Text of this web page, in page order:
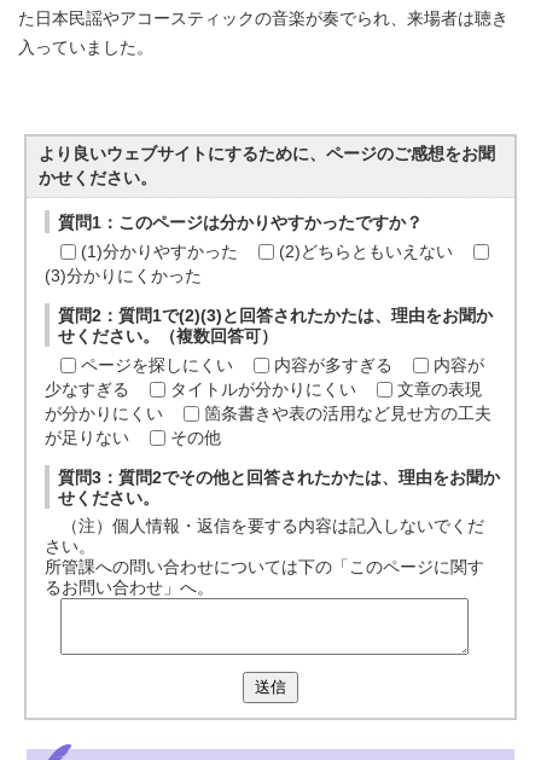
た日本民謡やアコースティックの音楽が奏でられ、来場者は聴き
入っていました。
より良いウェブサイトにするために、ページのご感想をお聞
かせください。
質問1：このページは分かりやすかったですか？
(1)分かりやすかった
(2)どちらともいえない
(3)分かりにくかった
質問2：質問1で(2)(3)と回答されたかたは、理由をお聞か
せください。（複数回答可）
ページを探しにくい
内容が多すぎる
内容が
少なすぎる
タイトルが分かりにくい
文章の表現
が分かりにくい
箇条書きや表の活用など見せ方の工夫
が足りない
その他
質問3：質問2でその他と回答されたかたは、理由をお聞か
せください。
（注）個人情報・返信を要する内容は記入しないでくだ
さい。
所管課への問い合わせについては下の「このページに関す
るお問い合わせ」へ。
送信